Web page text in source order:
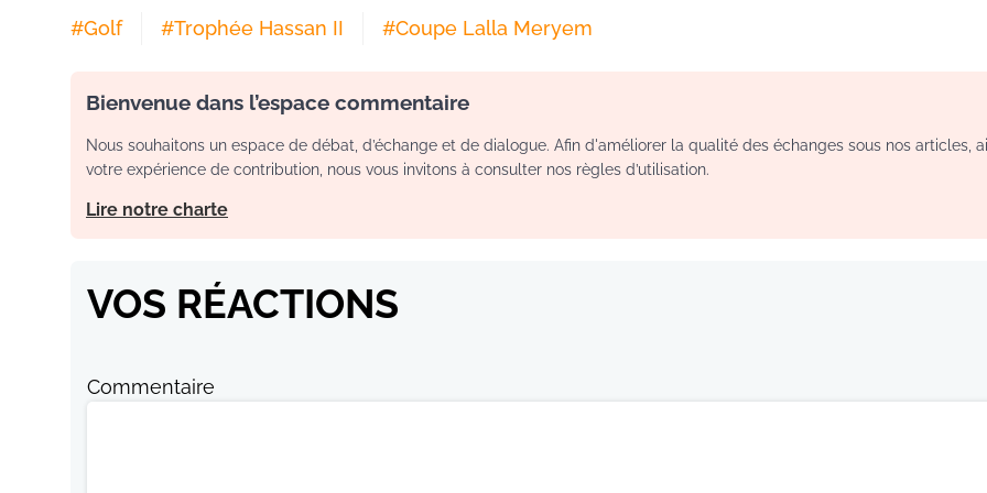
#Golf #Trophée Hassan II #Coupe Lalla Meryem
Bienvenue dans l’espace commentaire
Nous souhaitons un espace de débat, d’échange et de dialogue. Afin d'améliorer la qualité des échanges sous nos articles,
votre expérience de contribution, nous vous invitons à consulter nos règles d’utilisation.
Lire notre charte
VOS RÉACTIONS
Commentaire